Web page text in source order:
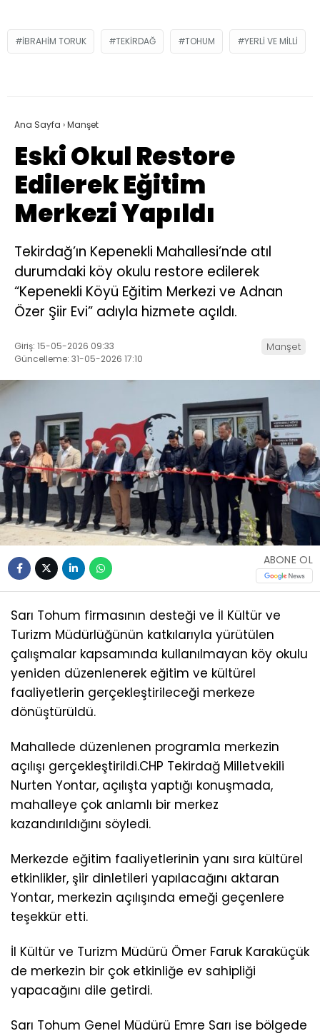
IBRAHIM TORUK TEKIRDAĞ TOHUM YERLI VE MILLI
Ana Sayfa ›Manşet
Eski Okul Restore
Edilerek Eğitim
Merkezi Yapıldı
Tekirdağ’ın Kepenekli Mahallesi’nde atıl
durumdaki köy okulu restore edilerek
“Kepenekli Köyü Eğitim Merkezi ve Adnan
Özer Şiir Evi” adıyla hizmete açıldı.
Giriş: 15-05-2026 09:33
Güncelleme: 31-05-2026 17:10
Manşet
ABONE OL
Sarı Tohum firmasının desteği ve İl Kültür ve
Turizm Müdürlüğünün katkılarıyla yürütülen
çalışmalar kapsamında kullanılmayan köy okulu
yeniden düzenlenerek eğitim ve kültürel
faaliyetlerin gerçekleştirileceği merkeze
dönüştürüldü.
Mahallede düzenlenen programla merkezin
açılışı gerçekleştirildi.CHP Tekirdağ Milletvekili
Nurten Yontar, açılışta yaptığı konuşmada,
mahalleye çok anlamlı bir merkez
kazandırıldığını söyledi.
Merkezde eğitim faaliyetlerinin yanı sıra kültürel
etkinlikler, şiir dinletileri yapılacağını aktaran
Yontar, merkezin açılışında emeği geçenlere
teşekkür etti.
İl Kültür ve Turizm Müdürü Ömer Faruk Karaküçük
de merkezin bir çok etkinliğe ev sahipliği
yapacağını dile getirdi.
Sarı Tohum Genel Müdürü Emre Sarı ise bölgede